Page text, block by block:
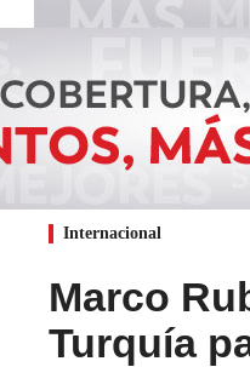
Internacional
Marco
Turquía